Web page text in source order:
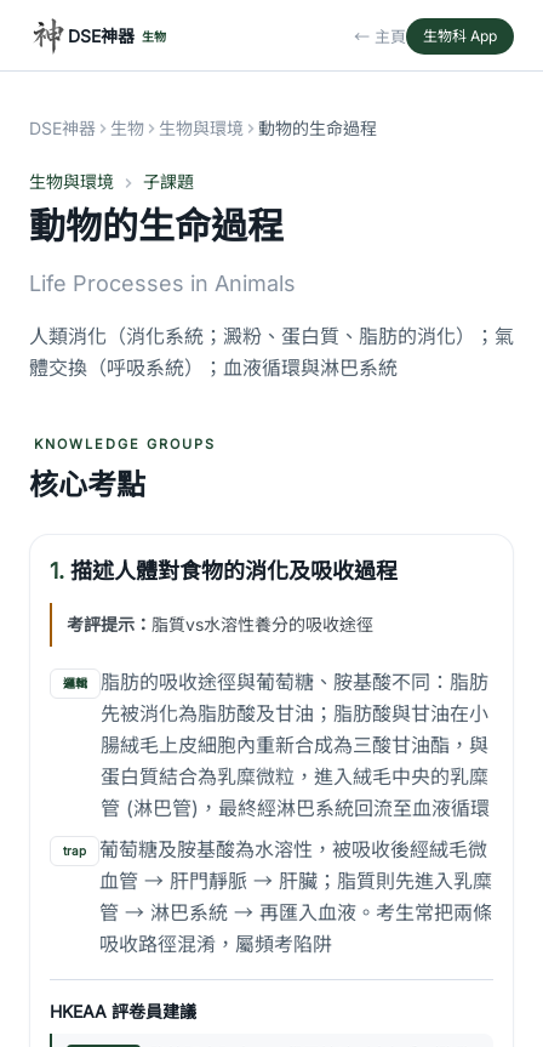
DSE神器 生物 ← 主頁 生物科 App
DSE神器 生物 生物與環境 動物的生命過程
生物與環境 子課題
動物的生命過程
Life Processes in Animals
人類消化（消化系統；澱粉、蛋白質、脂肪的消化）；氣
體交換（呼吸系統）；血液循環與淋巴系統
KNOWLEDGE GROUPS
核心考點
1. 描述人體對食物的消化及吸收過程
考評提示： 脂質vs水溶性養分的吸收途徑
邏輯
脂肪的吸收途徑與葡萄糖、胺基酸不同：脂肪
先被消化為脂肪酸及甘油；脂肪酸與甘油在小
腸絨毛上皮細胞內重新合成為三酸甘油酯，與
蛋白質結合為乳糜微粒，進入絨毛中央的乳糜
管 (淋巴管)，最終經淋巴系統回流至血液循環
trap
葡萄糖及胺基酸為水溶性，被吸收後經絨毛微
血管 → 肝門靜脈 → 肝臟；脂質則先進入乳糜
管 → 淋巴系統 → 再匯入血液。考生常把兩條
吸收路徑混淆，屬頻考陷阱
HKEAA 評卷員建議